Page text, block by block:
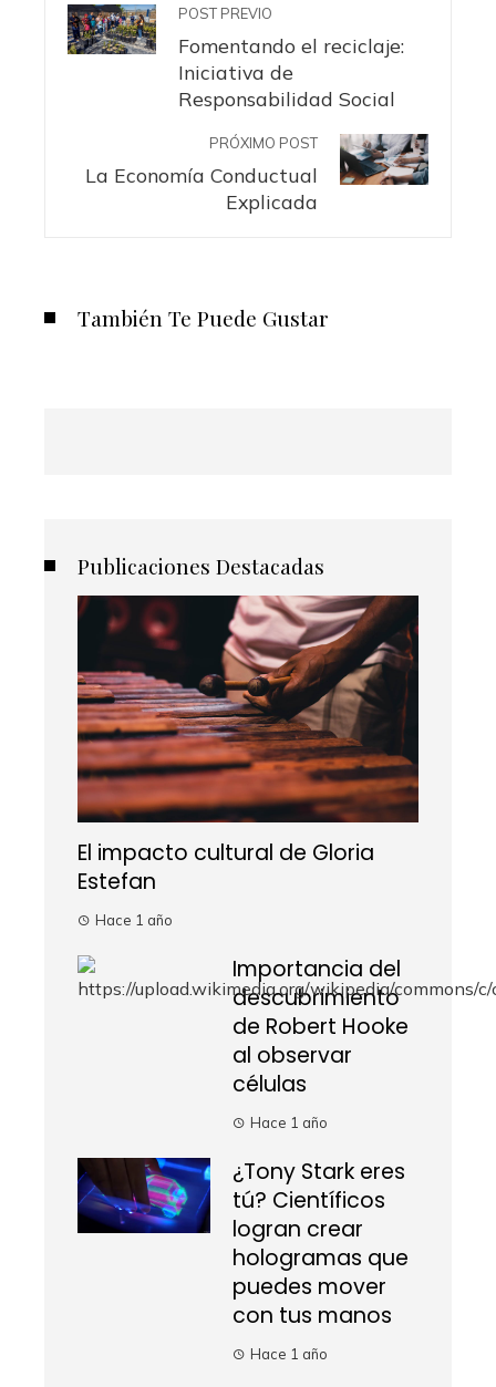
POST PREVIO
Fomentando el reciclaje:
Iniciativa de
Responsabilidad Social
PRÓXIMO POST
La Economía Conductual
Explicada
También Te Puede Gustar
Publicaciones Destacadas
El impacto cultural de Gloria
Estefan
Hace 1 año
Importancia del
descubrimiento
de Robert Hooke
al observar
células
Hace 1 año
¿Tony Stark eres
tú? Científicos
logran crear
hologramas que
puedes mover
con tus manos
Hace 1 año